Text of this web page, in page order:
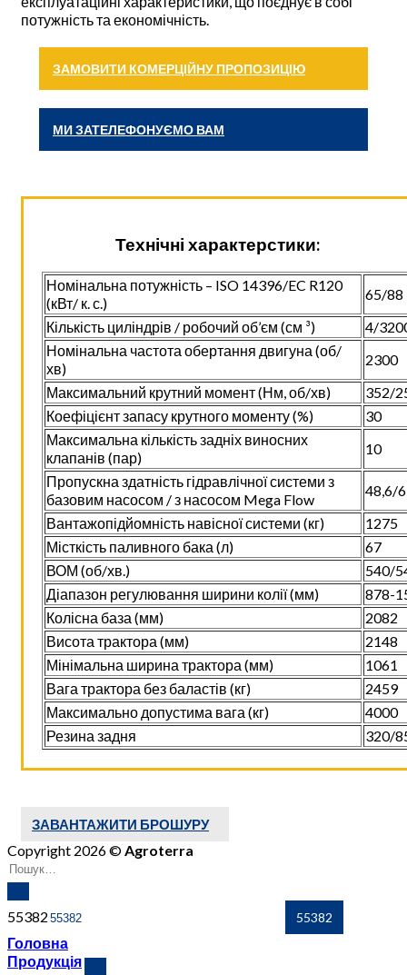
потужність та економічність.
ЗАМОВИТИ КОМЕРЦІЙНУ ПРОПОЗИЦІЮ
МИ ЗАТЕЛЕФОНУЄМО ВАМ
Технічні характерстики:
Номінальна потужність – ISO 14396/EC R120
(кВт/ к. с.)
65/88
Кількість циліндрів / робочий об’єм (см ³)
4/
Номінальна частота обертання двигуна (об/
хв)
2300
Максимальний крутний момент (Нм, об/хв)
352/
Коефіцієнт запасу крутного моменту (%)
30
Максимальна кількість задніх виносних
клапанів (пар)
10
Пропускна здатність гідравлічної системи з
базовим насосом / з насосом Mega Flow
48,6/
Вантажопідйомність навісної системи (кг)
1275
Місткість паливного бака (л)
67
ВОМ (об/хв.)
540/
Діапазон регулювання ширини колії (мм)
878-
Колісна база (мм)
2082
Висота трактора (мм)
2148
Мінімальна ширина трактора (мм)
1061
Вага трактора без баластів (кг)
2459
Максимально допустима вага (кг)
4000
Резина задня
320/
ЗАВАНТАЖИТИ БРОШУРУ
Copyright 2026 ©Agroterra
55382
Головна
Продукція